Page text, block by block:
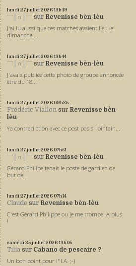
lundi 27juillet 202613h49
ˉˉˉ│∩│ˉˉˉ sur Revenisse bèn-lèu
J'ai lu aussi que ces matches avaient lieu le
dimanche....
lundi 27juillet 202613h44
ˉˉˉ│∩│ˉˉˉ sur Revenisse bèn-lèu
J'avais publiée cette photo de groupe annoncée
être du 18...
lundi 27juillet 2026 09h35
Frédéric Viallon sur Revenisse bèn-
lèu
Ya contradiction avec ce post pas si lointain...
lundi 27juillet 2026 07h51
ˉˉˉ│∩│ˉˉˉ sur Revenisse bèn-lèu
Gérard Philipe tenait le poste de gardien de
but de...
lundi 27juillet 2026 07h14
Claude sur Revenisse bèn-lèu
C'est Gérard Philippe ou je me trompe. A plus
!
samedi 25juillet 202613h05
Tilia sur Cabano de pescaire ?
Un bon point pour l''I.A. ;-)